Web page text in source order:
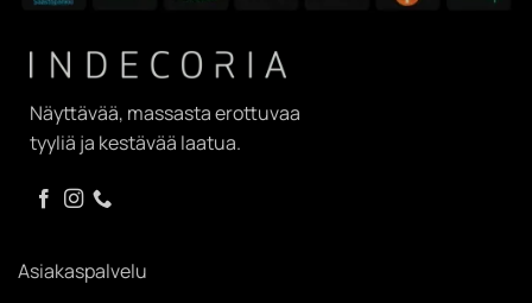
Näyttävää, massasta erottuvaa
tyyliä ja kestävää laatua.
Asiakaspalvelu